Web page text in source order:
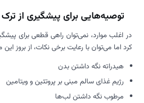
توصیه‌هایی برای پیشگیری از
در اغلب موارد، نمی‌توان راهی قطعی برای
کرد اما می‌توان با رعایت برخی نکات، از بروز
هیدراته نگه داشتن بدن
رژیم غذای سالم مبنی بر پروتئین و ویتامین
مرطوب نگه داشتن لب‌ها